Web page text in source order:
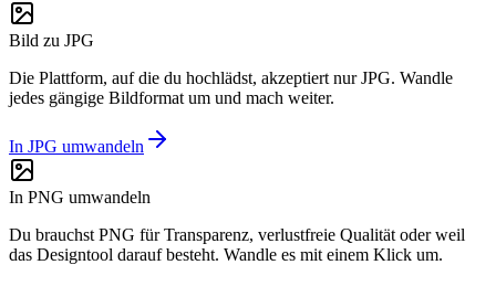
Bild zu JPG
Die Plattform, auf die du hochlädst, akzeptiert nur JPG. Wandle
jedes gängige Bildformat um und mach weiter.
In JPG umwandeln
In PNG umwandeln
Du brauchst PNG für Transparenz, verlustfreie Qualität oder weil
das Designtool darauf besteht. Wandle es mit einem Klick um.